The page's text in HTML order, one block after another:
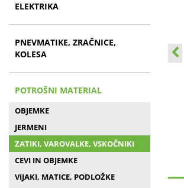
ELEKTRIKA
PNEVMATIKE, ZRAČNICE,
KOLESA
POTROŠNI MATERIAL
OBJEMKE
JERMENI
ZATIKI, VAROVALKE, VSKOČNIKI
CEVI IN OBJEMKE
VIJAKI, MATICE, PODLOŽKE